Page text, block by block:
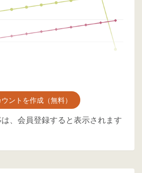
ントを作成（無料）
、会員登録すると表示されます